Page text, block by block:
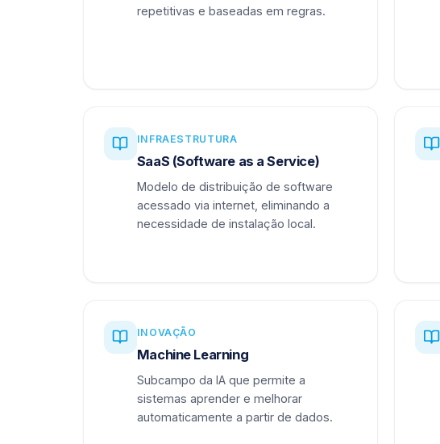
repetitivas e baseadas em regras.
INFRAESTRUTURA
SaaS (Software as a Service)
Modelo de distribuição de software
acessado via internet, eliminando a
necessidade de instalação local.
INOVAÇÃO
Machine Learning
Subcampo da IA que permite a
sistemas aprender e melhorar
automaticamente a partir de dados.